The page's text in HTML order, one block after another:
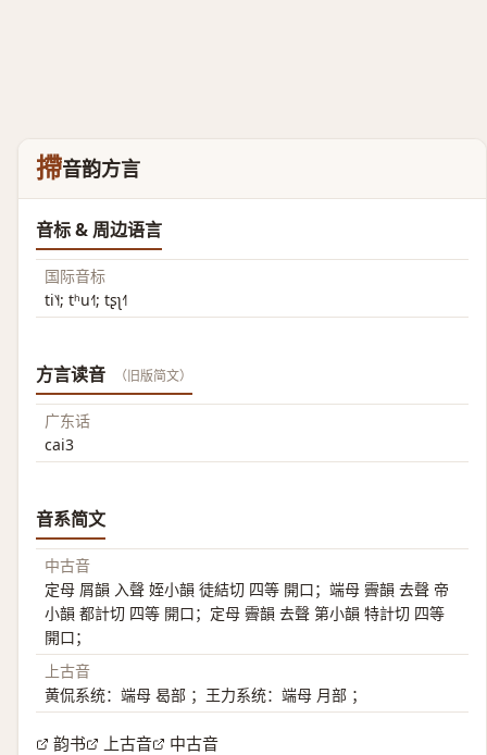
摕音韵方言
音标 & 周边语言
国际音标
ti˥˧; tʰu˧˥; tʂʅ˧˥
方言读音 （旧版简文）
广东话
cai3
音系简文
中古音
定母 屑韻 入聲 姪小韻 徒結切 四等 開口；端母 霽韻 去聲 帝
小韻 都計切 四等 開口；定母 霽韻 去聲 第小韻 特計切 四等
開口；
上古音
黄侃系统：端母 曷部 ；王力系统：端母 月部 ；
韵书 上古音 中古音